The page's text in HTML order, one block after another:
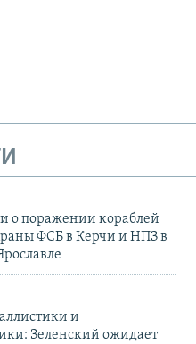
о поражении кораблей
ФСБ в Керчи и НПЗ в
и
Зеленский ожидает